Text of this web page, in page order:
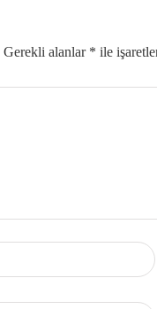
Gerekli alanlar * ile